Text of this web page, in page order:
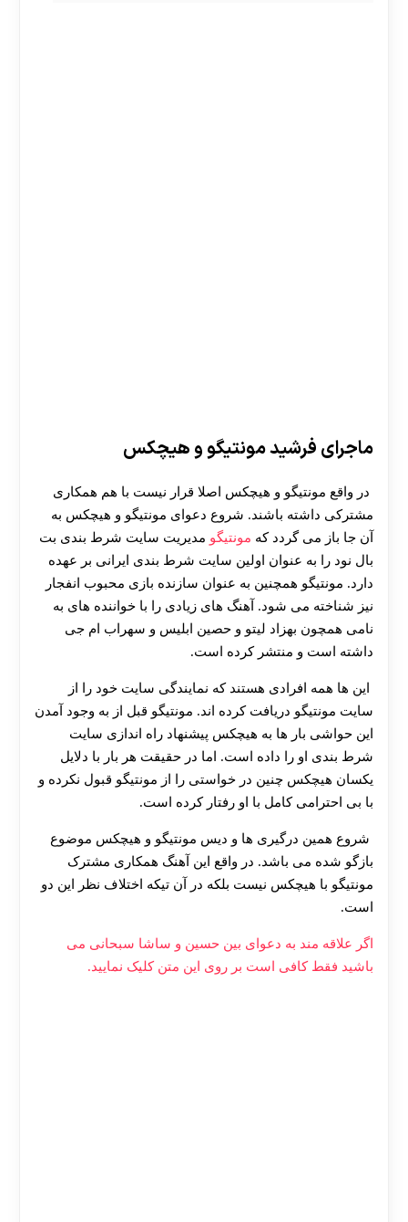
ماجرای فرشید مونتیگو و هیچکس
در واقع مونتیگو و هیچکس اصلا قرار نیست با هم همکاری
مشترکی داشته باشند. شروع دعوای مونتیگو و هیچکس به
آن جا باز می گردد که مونتیگو مدیریت سایت شرط بندی بت
بال نود را به عنوان اولین سایت شرط بندی ایرانی بر عهده
دارد. مونتیگو همچنین به عنوان سازنده بازی محبوب انفجار
نیز شناخته می شود. آهنگ های زیادی را با خواننده های به
نامی همچون بهزاد لیتو و حصین ابلیس و سهراب ام جی
داشته است و منتشر کرده است.
این ها همه افرادی هستند که نمایندگی سایت خود را از
سایت مونتیگو دریافت کرده اند. مونتیگو قبل از به وجود آمدن
این حواشی بار ها به هیچکس پیشنهاد راه اندازی سایت
شرط بندی او را داده است. اما در حقیقت هر بار با دلایل
یکسان هیچکس چنین در خواستی را از مونتیگو قبول نکرده و
با بی احترامی کامل با او رفتار کرده است.
شروع همین درگیری ها و دیس مونتیگو و هیچکس موضوع
بازگو شده می باشد. در واقع این آهنگ همکاری مشترک
مونتیگو با هیچکس نیست بلکه در آن تیکه اختلاف نظر این دو
است.
اگر علاقه مند به دعوای بین حسین و ساشا سبحانی می
باشید فقط کافی است بر روی این متن کلیک نمایید.